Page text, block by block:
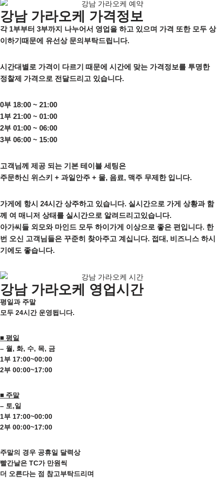
강남 가라오케 가격정보
각 1부부터 3부까지 나누어서 영업을 하고 있으며 가격 또한 모두 상
이하기때문에 유선상 문의부탁드립니다.
시간대별로 가격이 다르기 때문에 시간에 맞는 가격정보를 투명한
정찰제 가격으로 전달드리고 있습니다.
0부 18:00 ~ 21:00
1부 21:00 ~ 01:00
2부 01:00 ~ 06:00
3부 06:00 ~ 15:00
고객님께 제공 되는 기본 테이블 세팅은
주문하신 위스키 + 과일안주 + 물, 음료, 맥주 무제한 입니다.
가게에 항시 24시간 상주하고 있습니다. 실시간으로 가게 상황과 함
께 여 매니저 상태를 실시간으로 알려드리고있습니다.
아가씨들 외모와 마인드 모두 하이가게 이상으로 좋은 편입니다. 한
번 오신 고객님들은 꾸준히 찾아주고 계십니다. 접대, 비즈니스 하시
기에도 좋습니다.
강남 가라오케 영업시간
평일과 주말
모두 24시간 운영됩니다.
■ 평일
– 월, 화, 수, 목, 금
1부 17:00~00:00
2부 00:00~17:00
■ 주말
– 토,일
1부 17:00~00:00
2부 00:00~17:00
주말의 경우 공휴일 달력상
빨간날은 TC가 만원씩
더 오른다는 점 참고부탁드리며